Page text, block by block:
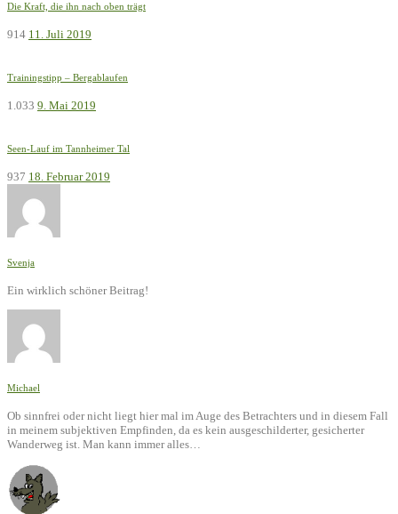
Die Kraft, die ihn nach oben trägt
914 11. Juli 2019
Trainingstipp – Bergablaufen
1.033 9. Mai 2019
Seen-Lauf im Tannheimer Tal
937 18. Februar 2019
Svenja
Ein wirklich schöner Beitrag!
Michael
Ob sinnfrei oder nicht liegt hier mal im Auge des Betrachters und in diesem Fall
in meinem subjektiven Empfinden, da es kein ausgeschilderter, gesicherter
Wanderweg ist. Man kann immer alles…